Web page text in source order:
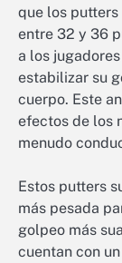
que los
entre 32 y 36
a los
estabilizar su
cuerpo. Este
efectos de los
menudo
Estos putters
más pesada
golpeo más
cuentan con